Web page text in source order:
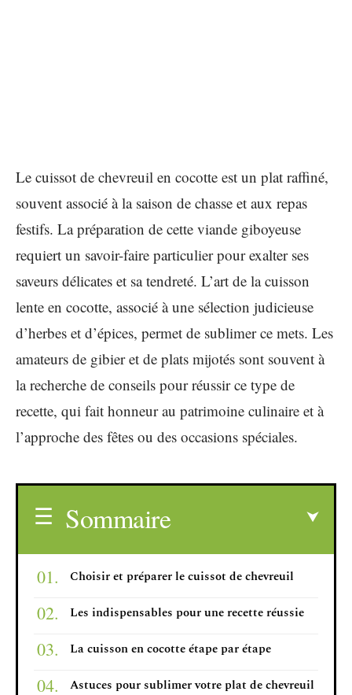
Le cuissot de chevreuil en cocotte est un plat raffiné,
souvent associé à la saison de chasse et aux repas
festifs. La préparation de cette viande giboyeuse
requiert un savoir-faire particulier pour exalter ses
saveurs délicates et sa tendreté. L’art de la cuisson
lente en cocotte, associé à une sélection judicieuse
d’herbes et d’épices, permet de sublimer ce mets. Les
amateurs de gibier et de plats mijotés sont souvent à
la recherche de conseils pour réussir ce type de
recette, qui fait honneur au patrimoine culinaire et à
l’approche des fêtes ou des occasions spéciales.
Sommaire
Choisir et préparer le cuissot de chevreuil
Les indispensables pour une recette réussie
La cuisson en cocotte étape par étape
Astuces pour sublimer votre plat de chevreuil